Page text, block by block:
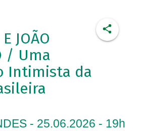
JOÃO
/ Uma
Intimista da
- 25.06.2026 - 19h